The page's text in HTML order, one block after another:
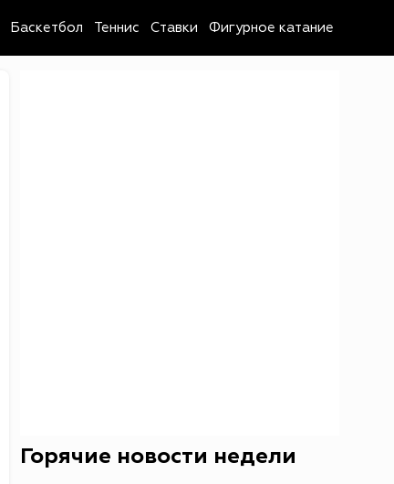
Баскетбол Теннис Ставки Фигурное катание
Горячие новости недели